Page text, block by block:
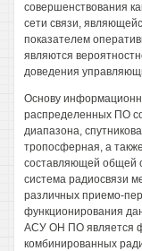
совершенствования
сети связи,
показателем
являются
доведения
Основу
распределенных ПО
диапазона,
тропосферная, а
составляющей общей
система радиосвязи
различных приемо-
функционирования
АСУ ОН ПО является
комбинированных